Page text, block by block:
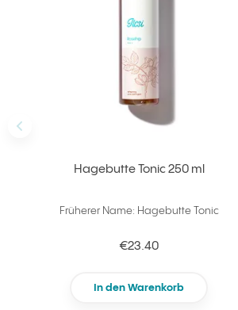
Hagebutte Tonic 250 ml
Früherer Name: Hagebutte Tonic
€23.40
In den Warenkorb